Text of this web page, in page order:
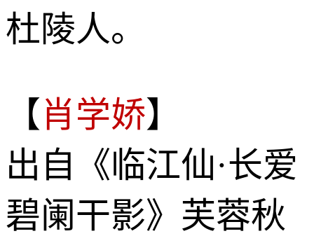
杜陵人。
【 肖学娇】
出自《临江仙·长爱
碧阑干影》芙蓉秋